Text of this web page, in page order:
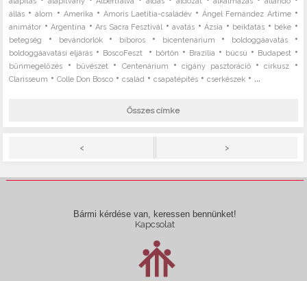
állás •álom • Amerika • Amoris Laetitia-családév •Ángel Fernández Artime•
animátor •Argentína •Ars Sacra Fesztivál •avatás •Ázsia • beiktatás • béke •
betegség • bevándorlók• bíboros • bicentenárium • boldoggáavatás•
boldoggáavatási eljárás • BoscoFeszt • börtön • Brazília • búcsú • Budapest •
bűnmegelőzés • bűvészet • Centenárium •cigány pasztoráció•cirkusz •
Clarisseum •Colle Don Bosco •család •csapatépítés •cserkészek • ...
Összes címke
< >
Bármi kérdése van, keressen bennünket!
Kapcsolat